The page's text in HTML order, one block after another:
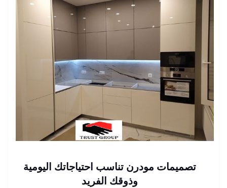
تصميمات مودرن تناسب احتياجاتك اليومية
وذوقك الفريد